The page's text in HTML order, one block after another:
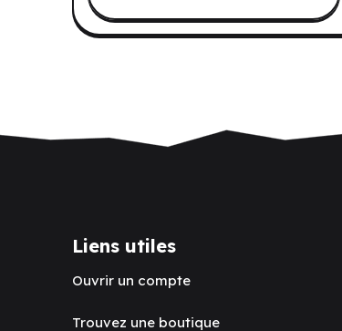
Liens utiles
Ouvrir un compte
Trouvez une boutique